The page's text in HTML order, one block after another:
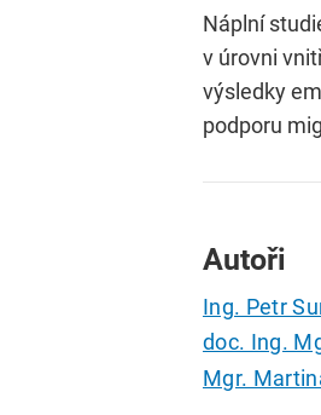
Náplní
v úrovni
výsledky
podporu
Autoři
Ing. Petr
doc. Ing.
Mgr.